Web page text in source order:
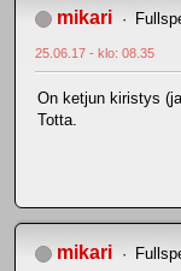
mikari
25.06.17 - klo: 08.35
On ketjun kiristys
Totta.
mikari